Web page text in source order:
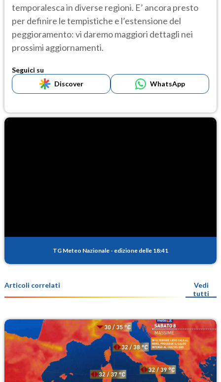
temporalesca in diverse regioni. E’ ancora presto
per definire le tempistiche e l’estensione del
peggioramento: vi daremo maggiori dettagli nei
prossimi aggiornamenti.
Seguici su
Discover
WhatsApp
TG Meteo Nazionale - edizione delle 18:41
Articoli correlati
Vedi
tutti